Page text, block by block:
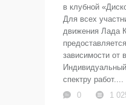
в клубной
Для всех
движения Лада
зависимости от
спектру работ....
0
1